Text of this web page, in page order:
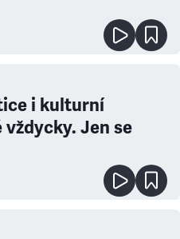
i kulturní
Jen se